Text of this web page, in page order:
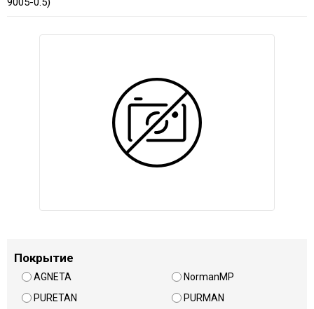
Покрытие
AGNETA
NormanMP
PURETAN
PURMAN